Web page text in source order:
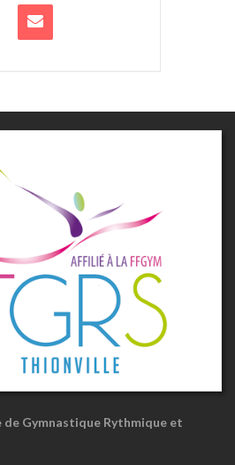
Gymnastique Rythmique et